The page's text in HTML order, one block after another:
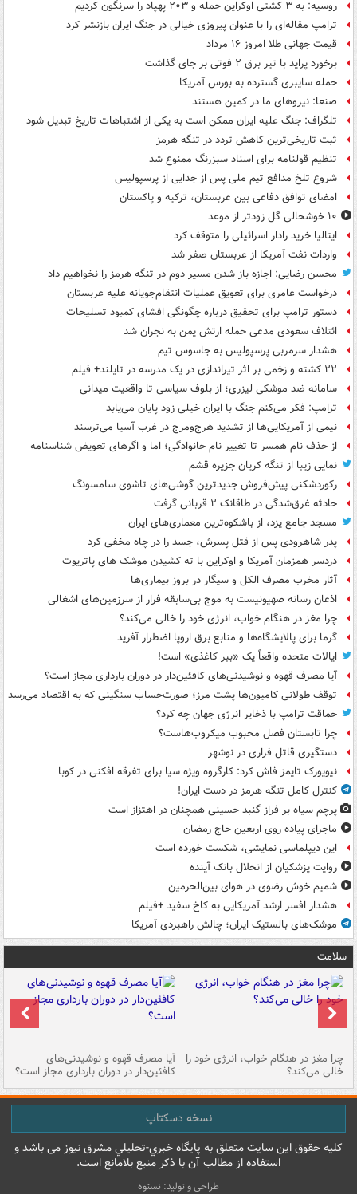
روسیه: به ۳ کشتی اوکراین حمله و ۲۰۳ پهپاد را سرنگون کردیم
ترامپ مقاله‌ای را با عنوان پیروزی خیالی در جنگ ایران بازنشر کرد
قیمت جهانی طلا امروز ۱۶ مرداد
برخورد پراید با تیر برق ۲ فوتی بر جای گذاشت
حمله سایبری گسترده به بورس آمریکا
صنعا: نیروهای ما در کمین‌ هستند
تلگراف: جنگ علیه ایران ممکن است به یکی از اشتباهات تاریخ تبدیل شود
ثبت تاریخی‌ترین کاهش تردد در تنگه هرمز
تنظیم قولنامه برای اسناد سبزرنگ ممنوع شد
شروع تلخ مدافع تیم ملی پس از جدایی از پرسپولیس
امضای توافق دفاعی بین عربستان، ترکیه و پاکستان
۱۰ خوشحالی گل زودتر از موعد
ایتالیا خرید رادار اسرائیلی را متوقف کرد
واردات نفت آمریکا از عربستان صفر شد
محسن رضایی: اجازه باز شدن مسیر دوم در تنگه هرمز را نخواهیم داد
درخواست عامری برای تعویق عملیات انتقام‌جویانه علیه عربستان
دستور ترامپ برای تحقیق درباره چگونگی افشای کمبود تسلیحات
ائتلاف سعودی مدعی حمله ارتش یمن به نجران شد
هشدار سرمربی پرسپولیس به جاسوس تیم
۲۲ کشته و زخمی بر اثر تیراندازی در یک مدرسه در تایلند+ فیلم
سامانه ضد موشکی لیزری؛ از بلوف سیاسی تا واقعیت میدانی
ترامپ: فکر می‌کنم جنگ با ایران خیلی زود پایان می‌یابد
نیمی از آمریکایی‌ها از تشدید هرج‌ومرج در غرب آسیا می‌ترسند
از حذف نام همسر تا تغییر نام خانوادگی؛ اما و اگرهای تعویض شناسنامه
نمایی زیبا از تنگه کریان جزیره قشم
رکوردشکنی پیش‌فروش جدیدترین گوشی‌های تاشوی سامسونگ
حادثه غرق‌شدگی در طاقانک ۲ قربانی گرفت
مسجد جامع یزد، از باشکوه‌ترین معماری‌های ایران
پدر شاهرودی پس از قتل پسرش، جسد را در چاه مخفی کرد
دردسر همزمان آمریکا و اوکراین با ته کشیدن موشک های پاتریوت
آثار مخرب مصرف الکل و سیگار در بروز بیماری‌ها
اذعان رسانه صهیونیست به موج بی‌سابقه فرار از سرزمین‌های اشغالی
چرا مغز در هنگام خواب، انرژی خود را خالی می‌کند؟
گرما برای پالایشگاه‌ها و منابع برق اروپا اضطرار آفرید
ایالات متحده واقعاً یک «ببر کاغذی» است!
آیا مصرف قهوه و نوشیدنی‌های کافئین‌دار در دوران بارداری مجاز است؟
توقف طولانی کامیون‌ها پشت مرز؛ صورت‌حساب سنگینی که به اقتصاد می‌رسد
حماقت ترامپ با ذخایر انرژی جهان چه کرد؟
چرا تابستان فصل محبوب میکروب‌هاست؟
دستگیری قاتل فراری در نوشهر
نیویورک تایمز فاش کرد: کارگروه ویژه سیا برای تفرقه افکنی در کوبا
کنترل کامل تنگه هرمز در دست ایران!
پرچم سیاه بر فراز گنبد حسینی همچنان در اهتزاز است
ماجرای پیاده روی اربعین حاج رمضان
این دیپلماسی نمایشی، شکست خورده است
روایت پزشکیان از انحلال بانک آینده
شمیم خوش رضوی در هوای بین‌الحرمین
هشدار افسر ارشد آمریکایی به کاخ سفید +فیلم
موشک‌های بالستیک ایران؛ چالش راهبردی آمریکا
سلامت
چرا مغز در هنگام خواب، انرژی خود را
خالی می‌کند؟
آیا مصرف قهوه و نوشیدنی‌های
کافئین‌دار در دوران بارداری مجاز است؟
نسخه دسکتاپ
کليه حقوق اين سايت متعلق به پایگاه خبري-تحليلي مشرق نيوز می باشد و
استفاده از مطالب آن با ذکر منبع بلامانع است.
طراحی و تولید: نستوه